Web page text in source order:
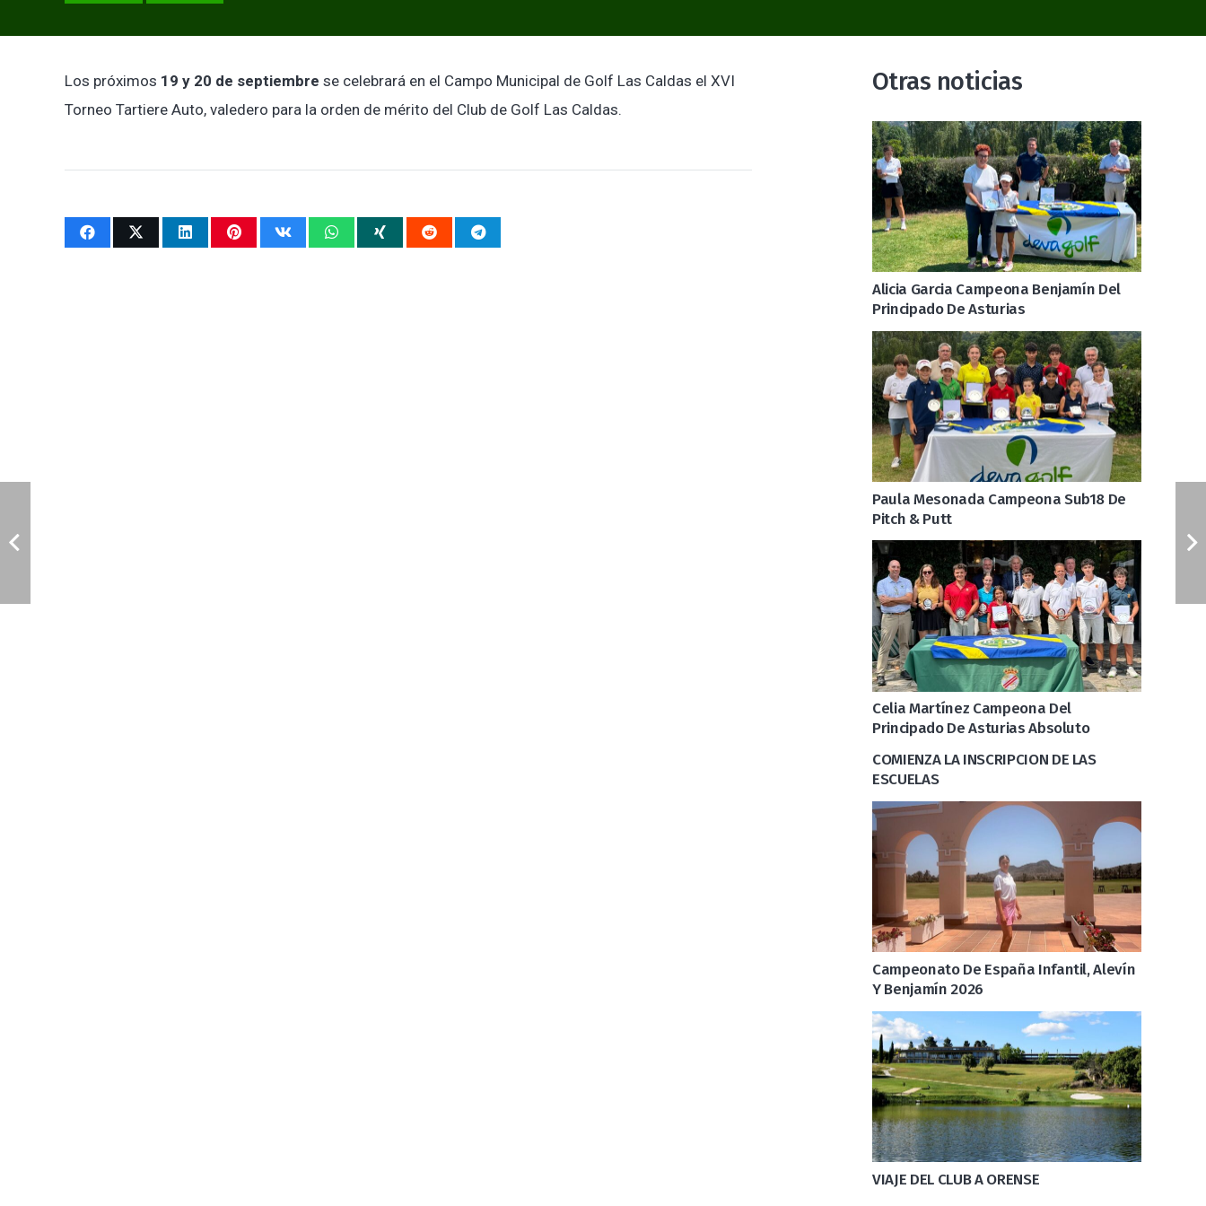
Los próximos 19 y 20 de septiembre se celebrará en el Campo Municipal de Golf Las Caldas el XVI
Torneo Tartiere Auto, valedero para la orden de mérito del Club de Golf Las Caldas.
Otras noticias
Alicia Garcia Campeona Benjamín Del
Principado De Asturias
Paula Mesonada Campeona Sub18 De
Pitch & Putt
Celia Martínez Campeona Del
Principado De Asturias Absoluto
COMIENZA LA INSCRIPCION DE LAS
ESCUELAS
Campeonato De España Infantil, Alevín
Y Benjamín 2026
VIAJE DEL CLUB A ORENSE